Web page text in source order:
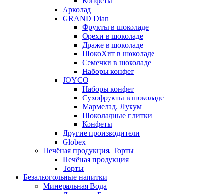
Арколад
GRAND Dian
Фрукты в шоколаде
Орехи в шоколаде
Драже в шоколаде
ШокоХит в шоколаде
Семечки в шоколаде
Наборы конфет
JOYCO
Наборы конфет
Сухофрукты в шоколаде
Мармелад. Лукум
Шоколадные плитки
Конфеты
Другие производители
Globex
Печёная продукция. Торты
Печёная продукция
Торты
Безалкогольные напитки
Минеральная Вода